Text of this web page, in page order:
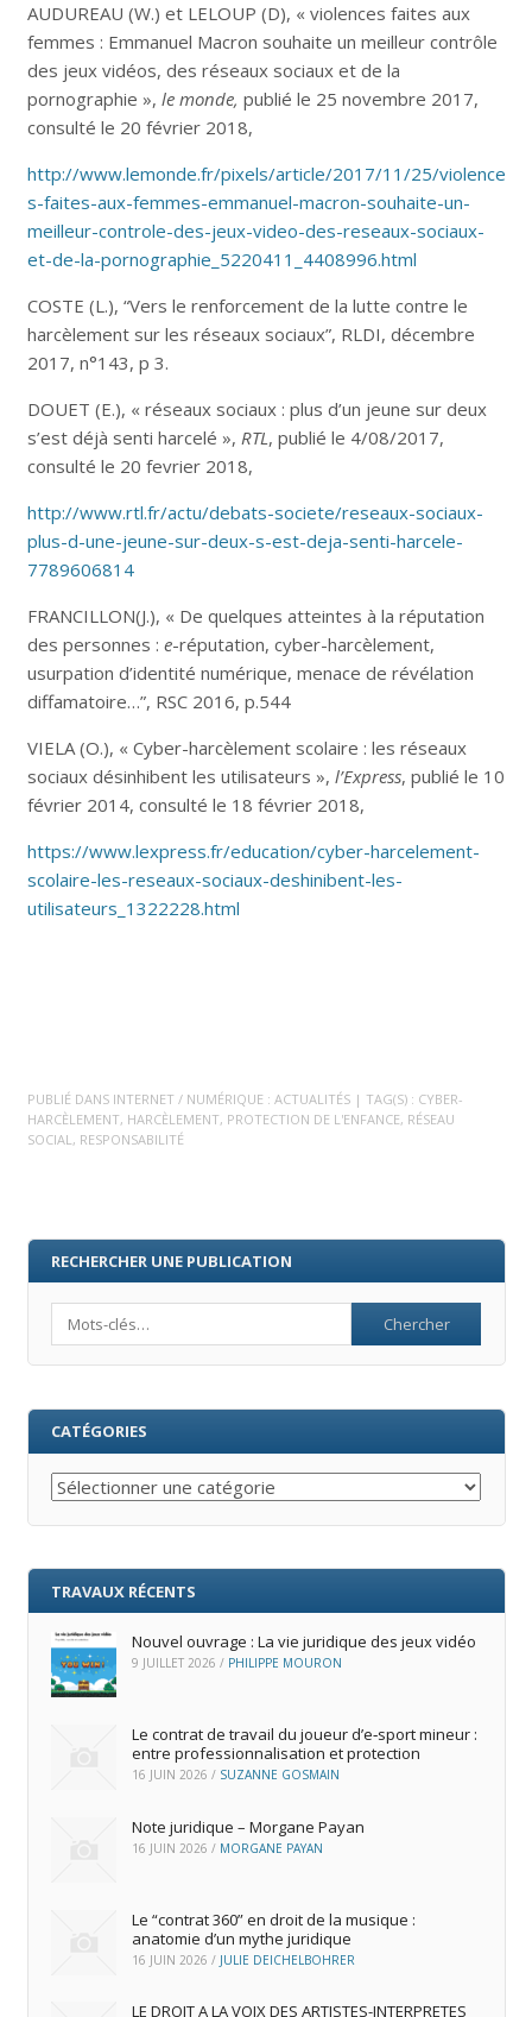
AUDUREAU (W.) et LELOUP (D), « violences faites aux
femmes : Emmanuel Macron souhaite un meilleur contrôle
des jeux vidéos, des réseaux sociaux et de la
pornographie », le monde, publié le 25 novembre 2017,
consulté le 20 février 2018,
http://www.lemonde.fr/pixels/article/2017/11/25/violence
s-faites-aux-femmes-emmanuel-macron-souhaite-un-
meilleur-controle-des-jeux-video-des-reseaux-sociaux-
et-de-la-pornographie_5220411_4408996.html
COSTE (L.), “Vers le renforcement de la lutte contre le
harcèlement sur les réseaux sociaux”, RLDI, décembre
2017, n°143, p 3.
DOUET (E.), « réseaux sociaux : plus d’un jeune sur deux
s’est déjà senti harcelé », RTL, publié le 4/08/2017,
consulté le 20 fevrier 2018,
http://www.rtl.fr/actu/debats-societe/reseaux-sociaux-
plus-d-une-jeune-sur-deux-s-est-deja-senti-harcele-
7789606814
FRANCILLON(J.), « De quelques atteintes à la réputation
des personnes : e-réputation, cyber-harcèlement,
usurpation d’identité numérique, menace de révélation
diffamatoire…”, RSC 2016, p.544
VIELA (O.), « Cyber-harcèlement scolaire : les réseaux
sociaux désinhibent les utilisateurs », l’Express, publié le 10
février 2014, consulté le 18 février 2018,
https://www.lexpress.fr/education/cyber-harcelement-
scolaire-les-reseaux-sociaux-deshinibent-les-
utilisateurs_1322228.html
PUBLIÉ DANS INTERNET / NUMÉRIQUE : ACTUALITÉS | TAG(S) : CYBER-
HARCÈLEMENT, HARCÈLEMENT, PROTECTION DE L'ENFANCE, RÉSEAU
SOCIAL , RESPONSABILITÉ
RECHERCHER UNE PUBLICATION
CATÉGORIES
Catégories
TRAVAUX RÉCENTS
Nouvel ouvrage : La vie juridique des jeux vidéo
9 JUILLET 2026 / PHILIPPE MOURON
Le contrat de travail du joueur d’e‑sport mineur :
entre professionnalisation et protection
16 JUIN 2026 / SUZANNE GOSMAIN
Note juridique – Morgane Payan
16 JUIN 2026 / MORGANE PAYAN
Le “contrat 360” en droit de la musique :
anatomie d’un mythe juridique
16 JUIN 2026 / JULIE DEICHELBOHRER
LE DROIT A LA VOIX DES ARTISTES-INTERPRETES